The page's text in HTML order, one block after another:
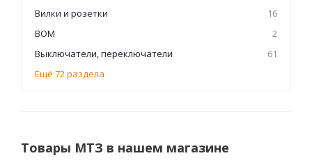
Вилки и розетки
16
ВОМ
2
Выключатели, переключатели
61
Ещё 72 раздела
Товары МТЗ в нашем магазине